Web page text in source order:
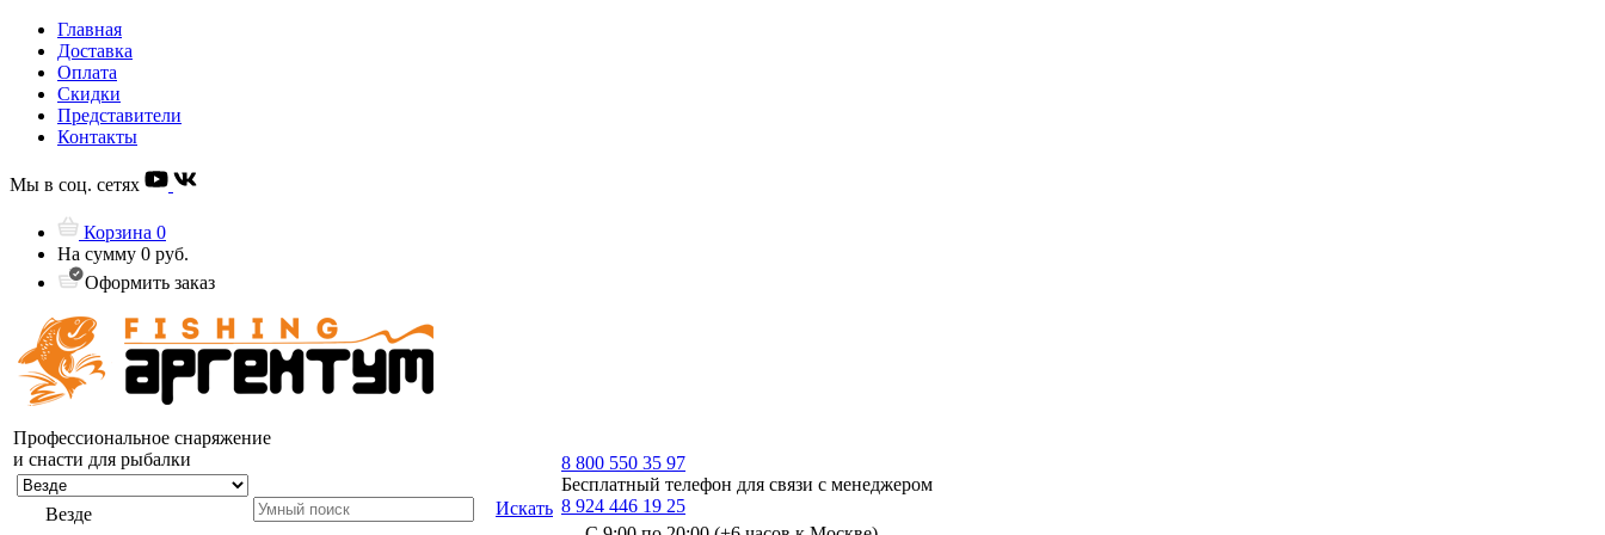
Главная
Доставка
Оплата
Скидки
Представители
Контакты
Мы в соц. сетях
Корзина 0
На сумму 0 руб.
Оформить заказ
Профессиональное снаряжение
и снасти для рыбалки
Везде Искать
8 800 550 35 97
Бесплатный телефон для связи с менеджером
8 924 446 19 25